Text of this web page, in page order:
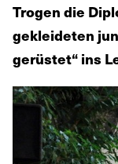
Trogen die
gekleideten
gerüstet“ ins